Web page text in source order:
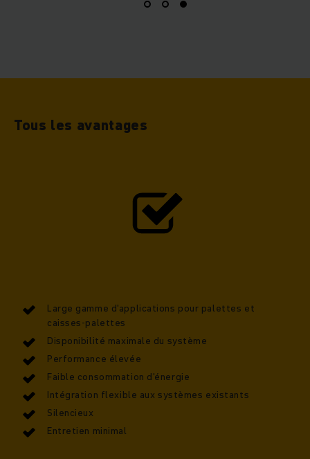
Tous les avantages
Large gamme d'applications pour palettes et
caisses-palettes
Disponibilité maximale du système
Performance élevée
Faible consommation d'énergie
Intégration flexible aux systèmes existants
Silencieux
Entretien minimal